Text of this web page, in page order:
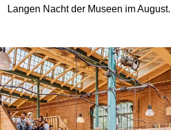
Langen Nacht der Museen im August.